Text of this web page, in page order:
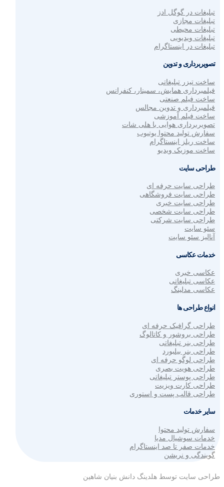
تبلیغات در گوگل ادز
تبلیغات مجازی
تبلیغات محیطی
تبلیغات ویدیویی
تبلیغات در اینستاگرام
تصویربرداری و تدوین
ساخت تیزر تبلیغاتی
فیلمبرداری همایش، سمینار، کنفرانس
ساخت فیلم صنعتی
فیلمبرداری و تدوین مجالس
ساخت فیلم آموزشی
تصویربرداری هوایی با هلی شات
سفارش تولید محتوا یوتیوب
ساخت ریلز اینستاگرام
ساخت موزیک ویدیو
طراحی سایت
طراحی سایت حرفه ای
طراحی سایت فروشگاهی
طراحی سایت خبری
طراحی سایت شخصی
طراحی سایت شرکتی
سئو سایت
آنالیز سئو سایت
خدمات عکاسی
عکاسی خبری
عکاسی تبلیغاتی
عکاسی مدلینگ
انواع طراحی ها
طراحی گرافیک حرفه ای
طراحی بروشور و کاتالوگ
طراحی بنر تبلیغاتی
طراحی بنر بیلبورد
طراحی لوگو حرفه ای
طراحی هویت بصری
طراحی پوستر تبلیغاتی
طراحی کارت ویزیت
طراحی قالب پست و استوری
سایر خدمات
سفارش تولید محتوا
خدمات سوشیال مدیا
خدمات صفر تا صد اینستاگرام
گویندگی و نریشن
طراحی سایت توسط هلدینگ دانش بنیان شاهین